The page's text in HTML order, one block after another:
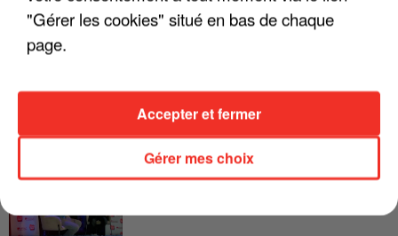
"ON N'EST PAS DES PARENTS
PARFAITS"
"Gérer les cookies" situé en bas de chaque
page.
Gérer mes choix
Accepter et fermer